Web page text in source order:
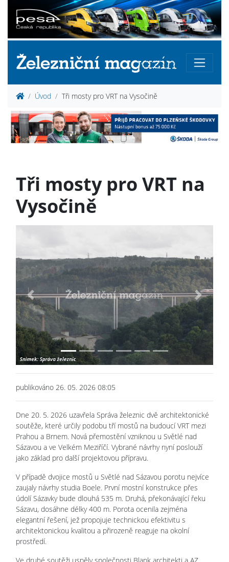
Úvod Tři mosty pro VRT na Vysočině
Tři mosty pro VRT na
Vysočině
Previous Next
publikováno 26. 05. 2026 08:05
Dne 20. 5. 2026 uzavřela Správa železnic dvě architektonické
soutěže, které určily podobu tří mostů na budoucí VRT mezi
Prahou a Brnem. Nová přemostění vzniknou u Světlé nad
Sázavou a ve Velkém Meziříčí. Vybrané návrhy nyní poslouží
jako základ pro další projektovou přípravu.
V případě dvojice mostů u Světlé nad Sázavou porotu nejvíce
zaujaly návrhy studia Boele. První mostní konstrukce přes
údolí Sázavky bude dlouhá 535 m. Druhá, překonávající řeku
Sázavu, dosáhne délky 400 m. Porota ocenila zejména
elegantní řešení, jež propojuje technickou efektivitu s
architektonickou kvalitou a přirozeně reaguje na okolní
prostředí.